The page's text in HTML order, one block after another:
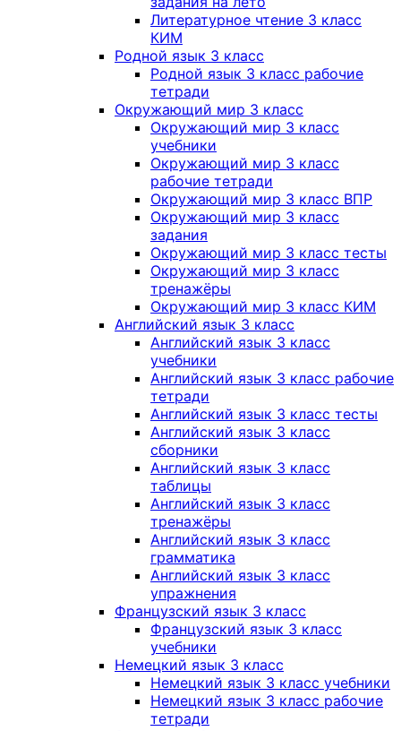
Литературное чтение 3 класс
КИМ
Родной язык 3 класс
Родной язык 3 класс рабочие
тетради
Окружающий мир 3 класс
Окружающий мир 3 класс
учебники
Окружающий мир 3 класс
рабочие тетради
Окружающий мир 3 класс ВПР
Окружающий мир 3 класс
задания
Окружающий мир 3 класс тесты
Окружающий мир 3 класс
тренажёры
Окружающий мир 3 класс КИМ
Английский язык 3 класс
Английский язык 3 класс
учебники
Английский язык 3 класс рабочие
тетради
Английский язык 3 класс тесты
Английский язык 3 класс
сборники
Английский язык 3 класс
таблицы
Английский язык 3 класс
тренажёры
Английский язык 3 класс
грамматика
Английский язык 3 класс
упражнения
Французский язык 3 класс
Французский язык 3 класс
учебники
Немецкий язык 3 класс
Немецкий язык 3 класс учебники
Немецкий язык 3 класс рабочие
тетради